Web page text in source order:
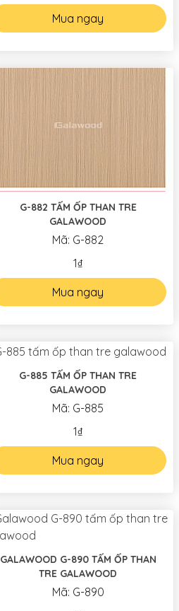
Mua ngay
G-882 TẤM ỐP THAN TRE
GALAWOOD
Mã: G-882
1₫
Mua ngay
G-885 TẤM ỐP THAN TRE
GALAWOOD
Mã: G-885
1₫
Mua ngay
GALAWOOD G-890 TẤM ỐP THAN
TRE GALAWOOD
Mã: G-890